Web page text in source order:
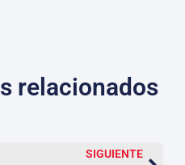
relacionados
SIGUIENTE